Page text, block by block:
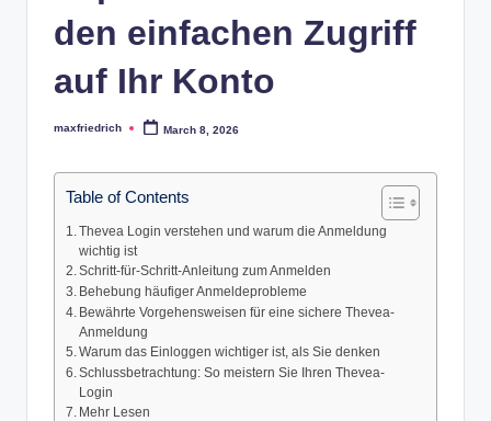
den einfachen Zugriff
auf Ihr Konto
Posted
maxfriedrich March 8, 2026
Table of Contents
Thevea Login verstehen und warum die Anmeldung
wichtig ist
Schritt-für-Schritt-Anleitung zum Anmelden
Behebung häufiger Anmeldeprobleme
Bewährte Vorgehensweisen für eine sichere Thevea-
Anmeldung
Warum das Einloggen wichtiger ist, als Sie denken
Schlussbetrachtung: So meistern Sie Ihren Thevea-
Login
Mehr Lesen